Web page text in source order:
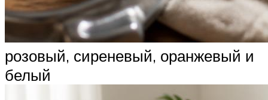
розовый, сиреневый, оранжевый и
белый